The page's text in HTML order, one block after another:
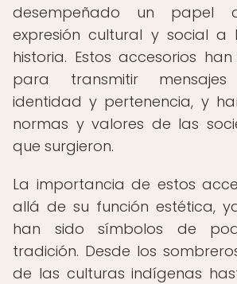
desempeñado un papel
expresión cultural y social
historia. Estos accesorios
para transmitir
identidad y pertenencia, y
normas y valores de las
que surgieron.
La importancia de estos
allá de su función estética,
han sido símbolos de
tradición. Desde los
de las culturas indígenas